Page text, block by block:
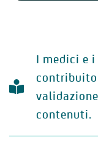
I medici e
contribuito
contenuti.